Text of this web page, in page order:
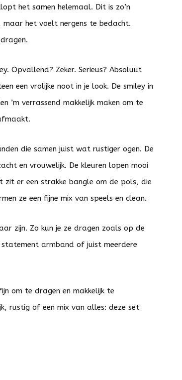
het samen helemaal. Dit is zo’n
maar het voelt nergens te bedacht.
Opvallend? Zeker. Serieus? Absoluut
een vrolijke noot in je look. De smiley in
’m verrassend makkelijk maken om te
die samen juist wat rustiger ogen. De
en vrouwelijk. De kleuren lopen mooi
zit er een strakke bangle om de pols, die
ze een fijne mix van speels en clean.
zijn. Zo kun je ze dragen zoals op de
armband of juist meerdere
om te dragen en makkelijk te
rustig of een mix van alles: deze set